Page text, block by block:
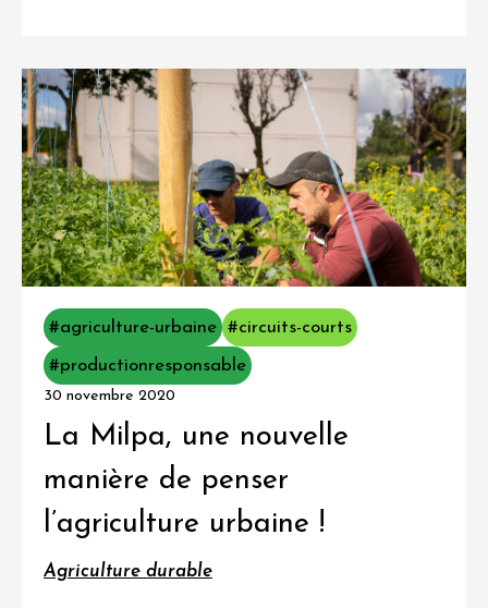
#agriculture-urbaine #circuits-courts
#productionresponsable
30 novembre 2020
La Milpa, une nouvelle
manière de penser
l’agriculture urbaine !
Agriculture durable